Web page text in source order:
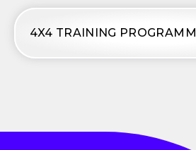
4X4 TRAINING PROGRAMM